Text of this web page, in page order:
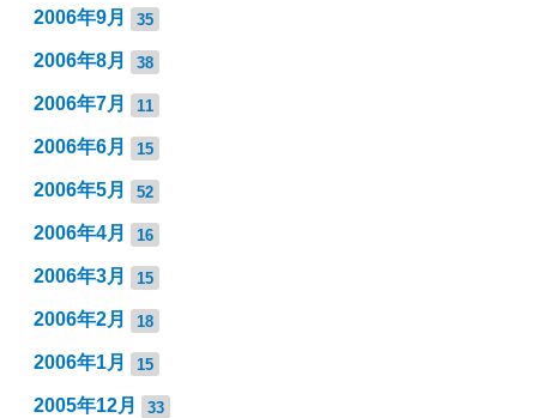
2006年9月 35
2006年8月 38
2006年7月 11
2006年6月 15
2006年5月 52
2006年4月 16
2006年3月 15
2006年2月 18
2006年1月 15
2005年12月 33